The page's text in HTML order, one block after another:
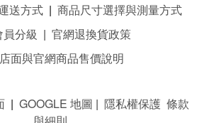
送方式| 商品尺寸選擇與測量方式
分級 | 官網退換貨政策
面與官網商品售價說明
| GOOGLE 地圖 | 隱私權保護 條款